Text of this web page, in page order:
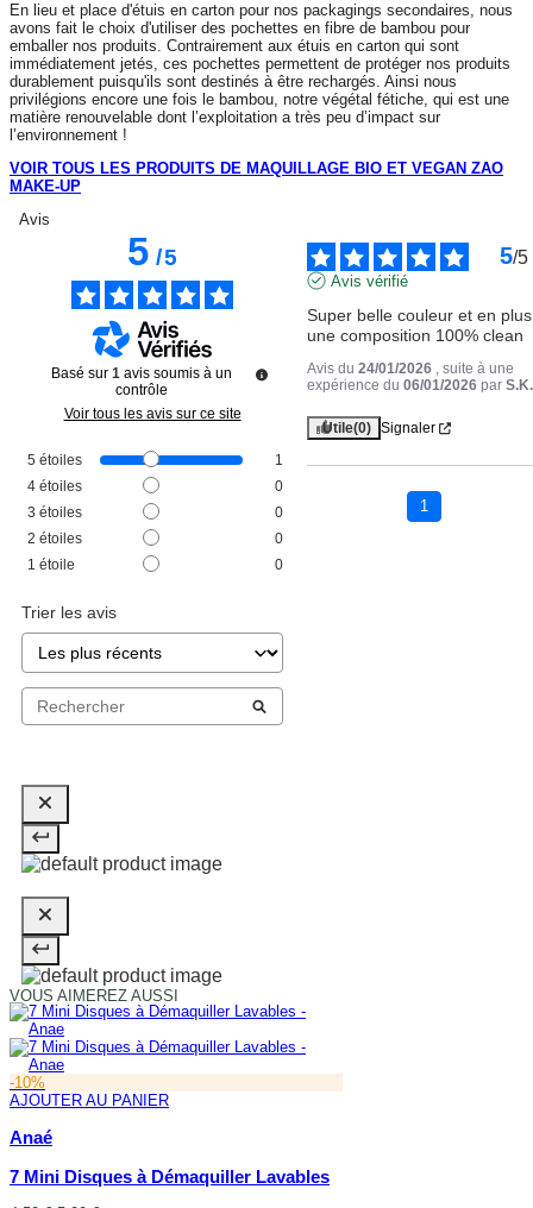
En lieu et place d'étuis en carton pour nos packagings secondaires, nous
avons fait le choix d'utiliser des pochettes en fibre de bambou pour
emballer nos produits. Contrairement aux étuis en carton qui sont
immédiatement jetés, ces pochettes permettent de protéger nos produits
durablement puisqu'ils sont destinés à être rechargés. Ainsi nous
privilégions encore une fois le bambou, notre végétal fétiche, qui est une
matière renouvelable dont l’exploitation a très peu d’impact sur
l’environnement !
VOIR TOUS LES PRODUITS DE MAQUILLAGE BIO ET VEGAN ZAO
MAKE-UP
Avis
5/5
Basé sur 1 avis soumis à un
contrôle
Voir tous les avis sur ce site
5 étoiles
1
4 étoiles
0
3 étoiles
0
2 étoiles
0
1 étoile 0
Trier les avis
5/5
Avis vérifié
Super belle couleur et en plus
une composition 100% clean
Avis du 24/01/2026 , suite à une
expérience du 06/01/2026 par S.K.
Utile(0) Signaler
1
VOUS AIMEREZ AUSSI
-10%
AJOUTER AU PANIER
Anaé
7 Mini Disques à Démaquiller Lavables